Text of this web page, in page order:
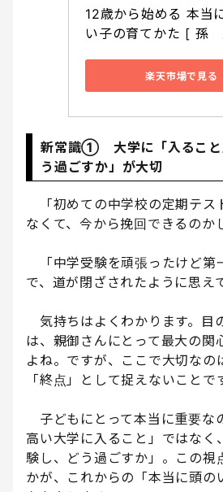
12歳から始める 本当
い子の育てかた [ 孫
楽天市場で見る
新常識① 大学に「入ること
う過ごすか」が大切
「初めての中学校の定期テス
なくて、今から挽回できるのか
「中学受験を頑張ったけど第
で、道が閉ざされたように思え
気持ちはよくわかります。目
は、親御さんにとって最大の関
よね。ですが、ここで大切なの
「終点」として捉えないことで
子どもにとって本当に重要な
高い大学に入ること」ではなく
験し、どう過ごすか」。この視
かが、これからの「本当に頭の